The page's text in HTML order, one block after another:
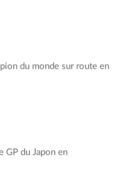
Vettel</span>
du monde sur route en
Sagan</span>
GP du Japon en